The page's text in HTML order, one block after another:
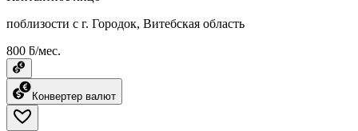
поблизости с г. Городок, Витебская область
800 ƃ/мес.
Конвертер валют